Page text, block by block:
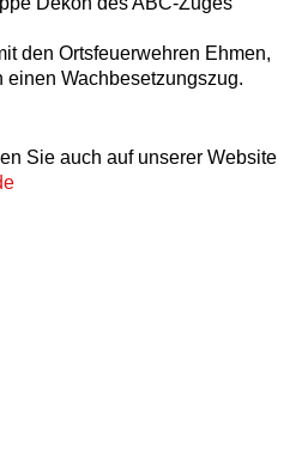
den Ortsfeuerwehren Ehmen,
Wachbesetzungszug.
Sie auch auf unserer Website